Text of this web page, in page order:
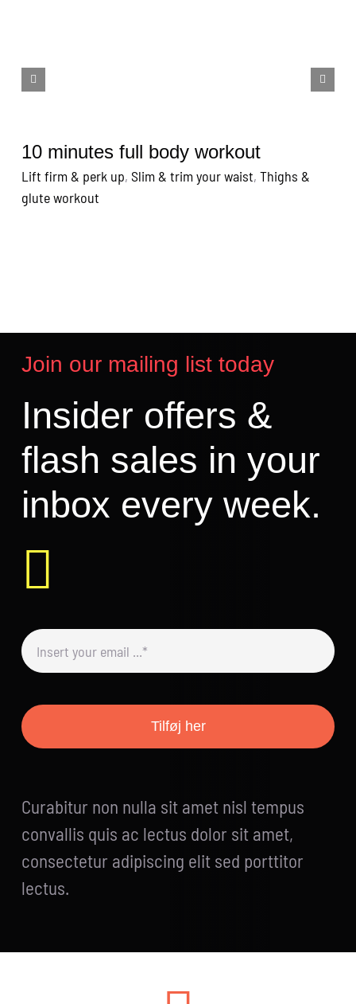
10 minutes full body workout
Lift firm & perk up,Slim & trim your waist,Thighs &
glute workout
Join our mailing list today
Insider offers &
flash sales in your
inbox every week.
Tilføj her
Curabitur non nulla sit amet nisl tempus
convallis quis ac lectus dolor sit amet,
consectetur adipiscing elit sed porttitor
lectus.